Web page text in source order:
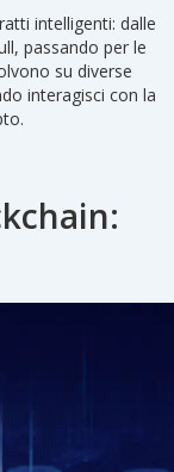
intelligenti: dalle
passando per le
su diverse
interagisci con la